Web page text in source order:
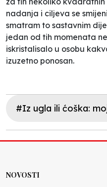
nadanja i ciljeva se
smatram to sastavnim
jedan od tih momenata
iskristalisalo u osobu
izuzetno ponosan.
#Iz ugla ili ćoška:
NOVOSTI